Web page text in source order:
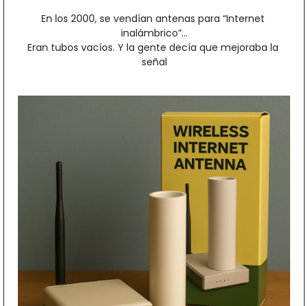
En los 2000, se vendían antenas para “Internet
inalámbrico”…
Eran tubos vacíos. Y la gente decía que mejoraba la
señal